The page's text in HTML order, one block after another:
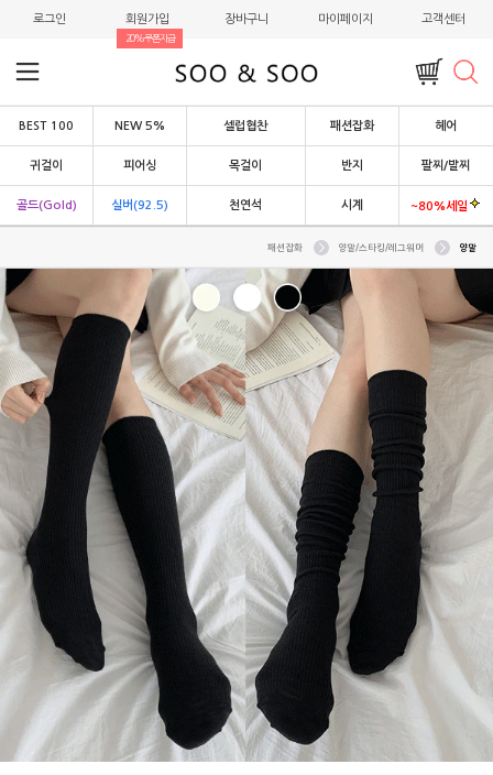
로그인 회원가입
20%쿠폰지급
장바구니 마이페이지 고객센터
BEST 100 NEW 5% 셀럽협찬 패션잡화 헤어
귀걸이 피어싱 목걸이 반지 팔찌/발찌
골드(Gold) 실버(92.5) 천연석 시계 ~80%세일
패션잡화 양말/스타킹/레그워머 양말